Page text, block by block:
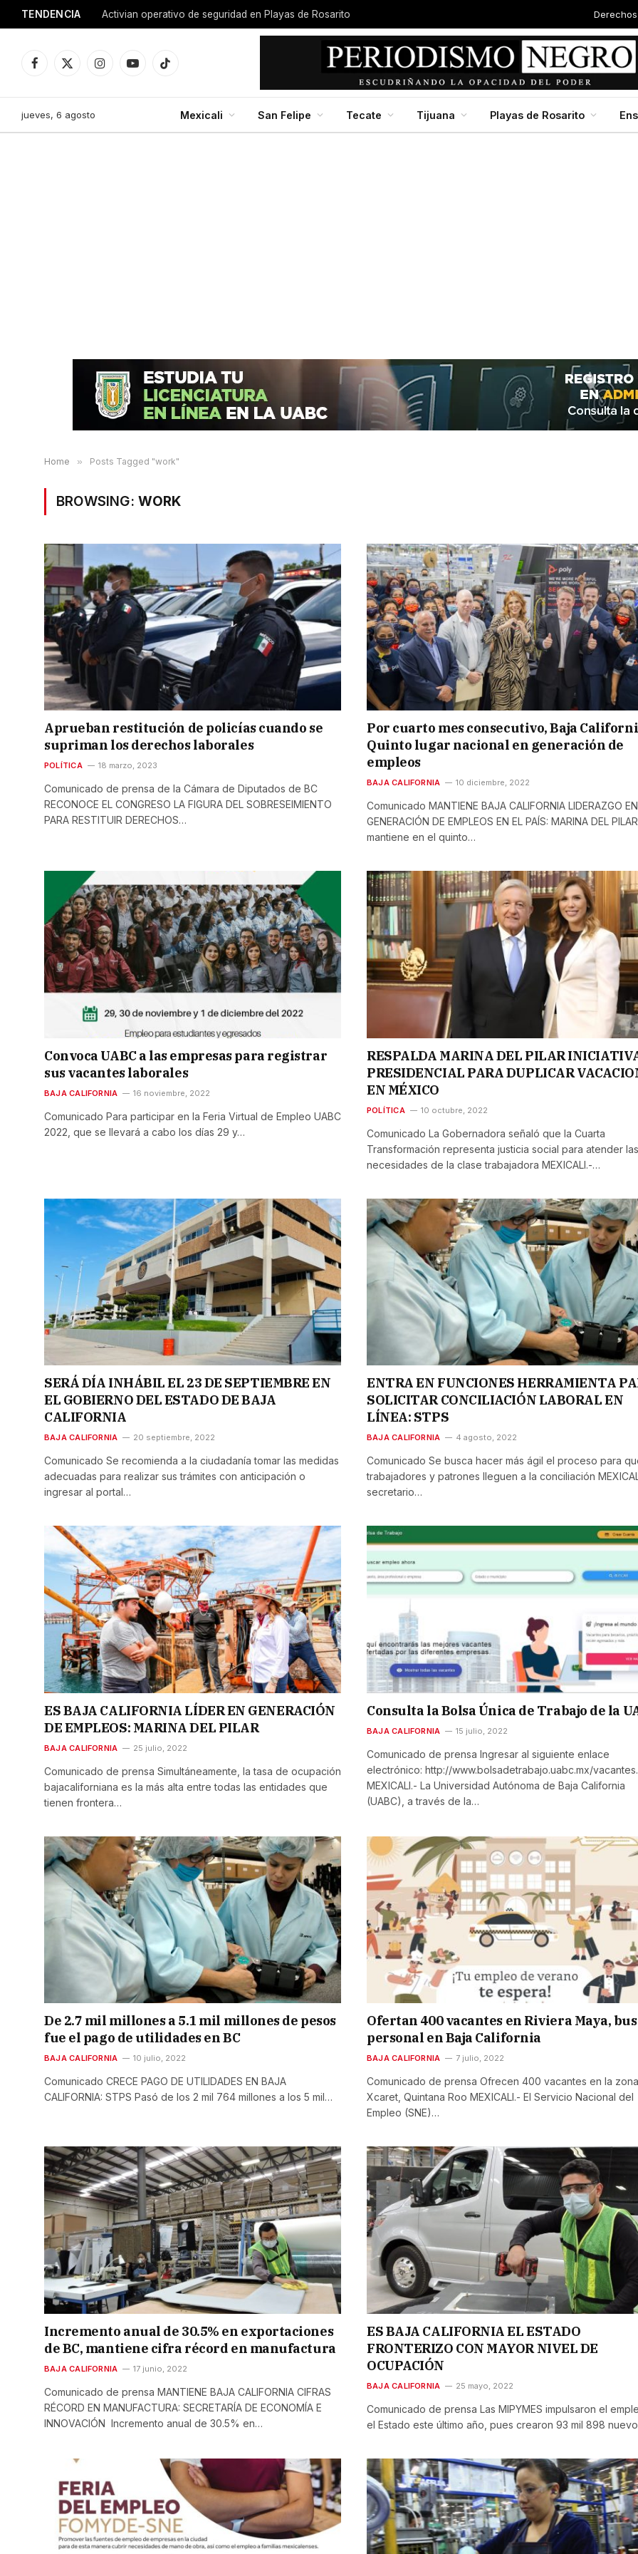
TENDENCIA Activian operativo de seguridad en Playas de Rosarito
Facebook
X
InstagramYouTubeTikTok
jueves, 6 agosto Mexicali San Felipe Tecate Tijuana Playas de Rosarito
Home » Posts Tagged "work"
BROWSING: WORK
Aprueban restitución de policías cuando se
supriman los derechos laborales
POLÍTICA 18 marzo, 2023
Comunicado de prensa de la Cámara de Diputados de BC
RECONOCE EL CONGRESO LA FIGURA DEL SOBRESEIMIENTO
PARA RESTITUIR DERECHOS…
Por cuarto mes consecutivo, Baja
Quinto lugar nacional en generación de
empleos
BAJA CALIFORNIA 10 diciembre, 2022
Comunicado MANTIENE BAJA CALIFORNIA LIDERAZGO EN
GENERACIÓN DE EMPLEOS EN EL PAÍS: MARINA DEL
mantiene en el quinto…
Convoca UABC a las empresas para registrar
sus vacantes laborales
BAJA CALIFORNIA 16 noviembre, 2022
Comunicado Para participar en la Feria Virtual de Empleo UABC
2022, que se llevará a cabo los días 29 y…
RESPALDA MARINA DEL PILAR
PRESIDENCIAL PARA DUPLICAR
EN MÉXICO
POLÍTICA 10 octubre, 2022
Comunicado La Gobernadora señaló que la Cuarta
Transformación representa justicia social para atender las
necesidades de la clase trabajadora MEXICALI.-…
SERÁ DÍA INHÁBIL EL 23 DE SEPTIEMBRE EN
EL GOBIERNO DEL ESTADO DE BAJA
CALIFORNIA
BAJA CALIFORNIA 20 septiembre, 2022
Comunicado Se recomienda a la ciudadanía tomar las medidas
adecuadas para realizar sus trámites con anticipación o
ingresar al portal…
ENTRA EN FUNCIONES HERRAMIENTA
SOLICITAR CONCILIACIÓN LABORAL EN
LÍNEA: STPS
BAJA CALIFORNIA 4 agosto, 2022
Comunicado Se busca hacer más ágil el proceso para
trabajadores y patrones lleguen a la conciliación
secretario…
ES BAJA CALIFORNIA LÍDER EN GENERACIÓN
DE EMPLEOS: MARINA DEL PILAR
BAJA CALIFORNIA 25 julio, 2022
Comunicado de prensa Simultáneamente, la tasa de ocupación
bajacaliforniana es la más alta entre todas las entidades que
tienen frontera…
Consulta la Bolsa Única de Trabajo de la
BAJA CALIFORNIA 15 julio, 2022
Comunicado de prensa Ingresar al siguiente enlace
electrónico: http://www.bolsadetrabajo.uabc.mx/vacantes.
MEXICALI.- La Universidad Autónoma de Baja California
(UABC), a través de la…
De 2.7 mil millones a 5.1 mil millones de pesos
fue el pago de utilidades en BC
BAJA CALIFORNIA 10 julio, 2022
Comunicado CRECE PAGO DE UTILIDADES EN BAJA
CALIFORNIA: STPS Pasó de los 2 mil 764 millones a los 5 mil…
Ofertan 400 vacantes en Riviera Maya,
personal en Baja California
BAJA CALIFORNIA 7 julio, 2022
Comunicado de prensa Ofrecen 400 vacantes en la
Xcaret, Quintana Roo MEXICALI.- El Servicio Nacional del
Empleo (SNE)…
Incremento anual de 30.5% en exportaciones
de BC, mantiene cifra récord en manufactura
BAJA CALIFORNIA 17 junio, 2022
Comunicado de prensa MANTIENE BAJA CALIFORNIA CIFRAS
RÉCORD EN MANUFACTURA: SECRETARÍA DE ECONOMÍA E
INNOVACIÓN Incremento anual de 30.5% en…
ES BAJA CALIFORNIA EL ESTADO
FRONTERIZO CON MAYOR NIVEL DE
OCUPACIÓN
BAJA CALIFORNIA 25 mayo, 2022
Comunicado de prensa Las MIPYMES impulsaron el
el Estado este último año, pues crearon 93 mil 898